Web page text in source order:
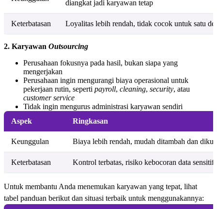
diangkat jadi karyawan tetap
Keterbatasan Loyalitas lebih rendah, tidak cocok untuk satu
2. Karyawan Outsourcing
Perusahaan fokusnya pada hasil, bukan siapa yang
mengerjakan
Perusahaan ingin mengurangi biaya operasional untuk
pekerjaan rutin, seperti payroll, cleaning, security, atau
customer service
Tidak ingin mengurus administrasi karyawan sendiri
Aspek
Ringkasan
Keunggulan Biaya lebih rendah, mudah ditambah dan
Keterbatasan Kontrol terbatas, risiko kebocoran data sensitif
Untuk membantu Anda menemukan karyawan yang tepat, lihat
tabel panduan berikut dan situasi terbaik untuk menggunakannya: